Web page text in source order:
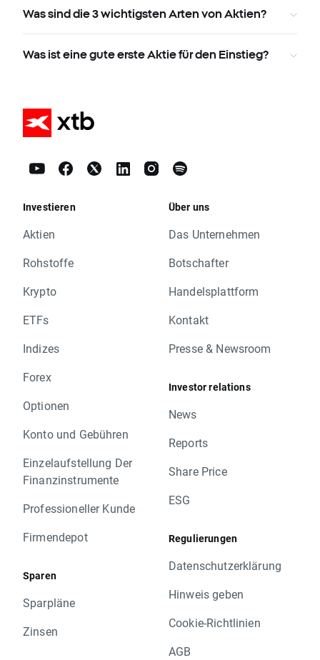
Was sind die 3 wichtigsten Arten von Aktien?
Was ist eine gute erste Aktie für den Einstieg?
Investieren
Aktien
Rohstoffe
Krypto
ETFs
Indizes
Forex
Optionen
Konto und Gebühren
Einzelaufstellung Der
Finanzinstrumente
Professioneller Kunde
Firmendepot
Sparen
Sparpläne
Zinsen
Über uns
Das Unternehmen
Botschafter
Handelsplattform
Kontakt
Presse & Newsroom
Investor relations
News
Reports
Share Price
ESG
Regulierungen
Datenschutzerklärung
Hinweis geben
Cookie-Richtlinien
AGB